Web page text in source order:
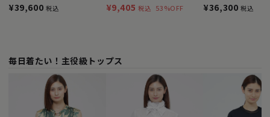
クジョーゼット ブラウス
¥39,600 税込 ¥9,405 税込 53%OFF
ィガン
¥36,300 税込
毎日着たい！主役級トップス